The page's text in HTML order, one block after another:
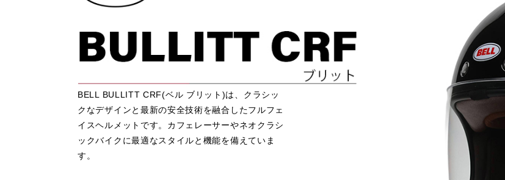
データを準備していま
BELL BULLITT CRF(ベル ブリット)は、クラシッ
クなデザインと最新の安全技術を融合したフルフェ
イスヘルメットです。カフェレーサーやネオクラシ
ックバイクに最適なスタイルと機能を備えていま
す。